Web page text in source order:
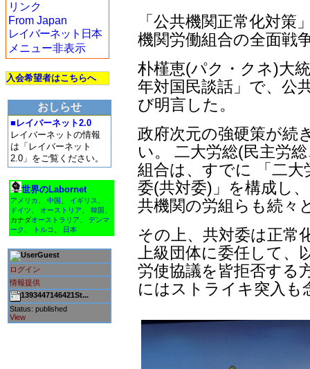
リンク
From Japan
レイバーネット日本
メニュー非表示
入会希望者はこちらへ
おしらせ
■レイバーネット2.0
レイバーネットの情報
は「レイバーネット
2.0」をご覧ください。
世界のLabornet
アメリカ 中国 イギリス
ドイツ
オーストリア 韓国
カナダオーストラリア
デンマ
ーク
トルコ 日本
Guest
ログイン
情報提供
1393447146421St...
Status: published
View
「公共機関正常化対
機関労働組合の全面戦
朴槿恵(パク・クネ)大
年対国民談話」で、公
び明言した。
政府次元の強硬策が続
い。 二大労総(民主労
組合は、すでに 「二大
委(共対委)」を構成し
共機関の労組らも続々
その上、共対委は正常
上級団体に委任して
労使協議を皆拒否する
にはストライキ突入も